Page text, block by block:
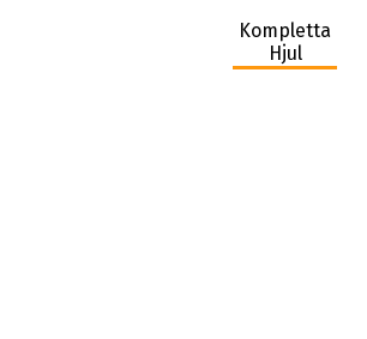
Kompletta
Hjul